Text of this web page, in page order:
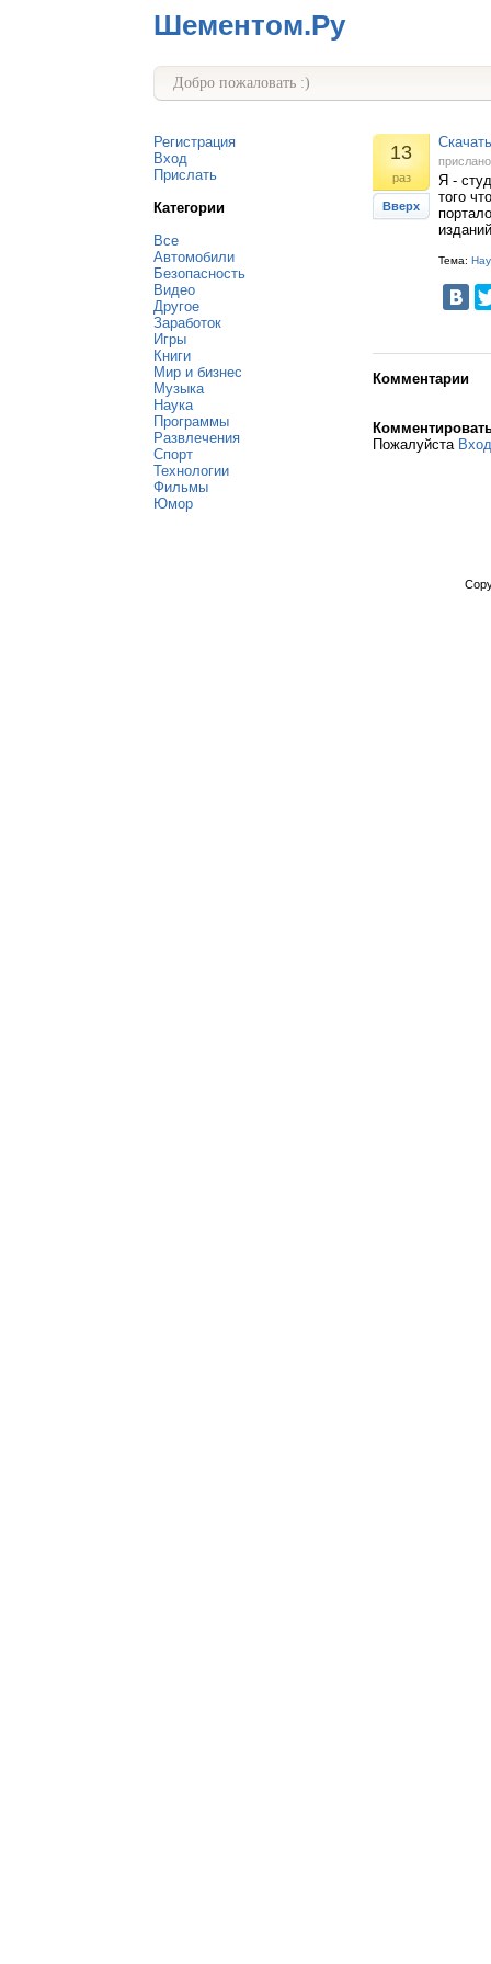
Шементом.Ру
Добро пожаловать :)
Регистрация
Вход
Прислать
Категории
Все
Автомобили
Безопасность
Видео
Другое
Заработок
Игры
Книги
Мир и бизнес
Музыка
Наука
Программы
Развлечения
Спорт
Технологии
Фильмы
Юмор
13
раз
Вверх
Я -
того
Тема:
Комментарии
Пожалуйста Вход